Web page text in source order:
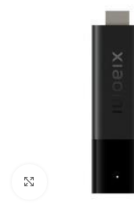
Click to enlarge